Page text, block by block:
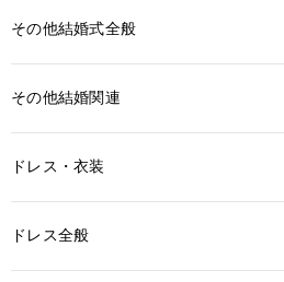
その他結婚式全般
その他結婚関連
ドレス・衣装
ドレス全般